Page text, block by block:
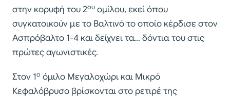
στην κορυφή του 2ου ομίλου, εκεί όπου
συγκατοικούν με το Βαλτινό το οποίο κέρδισε στον
Ασπρόβαλτο 1-4 και δείχνει τα… δόντια του στις
πρώτες αγωνιστικές.
Στον 1ο όμιλο Μεγαλοχώρι και Μικρό
Κεφαλόβρυσο βρίσκονται στο ρετιρέ της